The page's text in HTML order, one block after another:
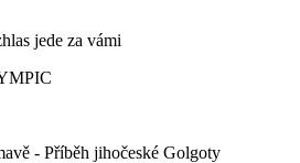
jede za vámi
- Příběh jihočeské Golgoty